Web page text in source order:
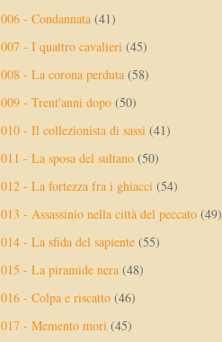
006 - Condannata (41)
007 - I quattro cavalieri (45)
008 - La corona perduta (58)
009 - Trent'anni dopo (50)
010 - Il collezionista di sassi (41)
011 - La sposa del sultano (50)
012 - La fortezza fra i ghiacci (54)
013 - Assassinio nella città del peccato (49)
014 - La sfida del sapiente (55)
015 - La piramide nera (48)
016 - Colpa e riscatto (46)
017 - Memento mori (45)